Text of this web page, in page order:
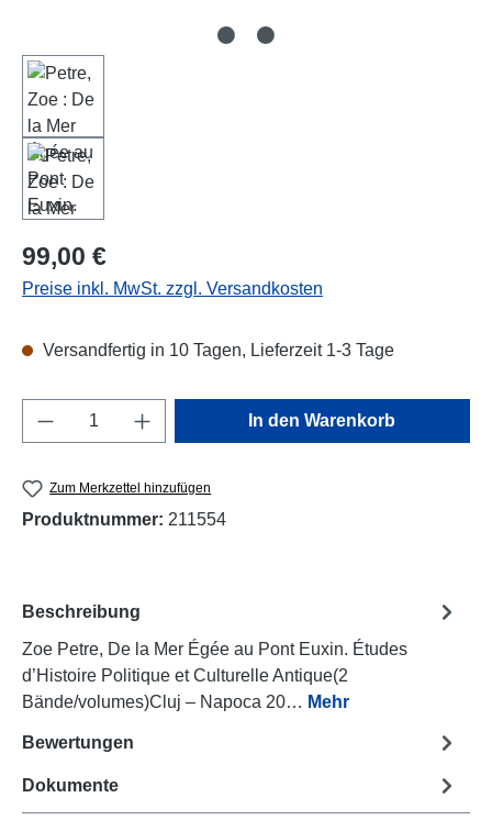
Regulärer Preis:
99,00 €
Preise inkl. MwSt. zzgl. Versandkosten
Versandfertig in 10 Tagen, Lieferzeit 1-3 Tage
Produkt Anzahl: Gib den gewünschten
In den Warenkorb
Zum Merkzettel hinzufügen
Produktnummer: 211554
Beschreibung
Zoe Petre, De la Mer Égée au Pont Euxin. Études
d’Histoire Politique et Culturelle Antique(2
Bände/volumes)Cluj – Napoca 20… Mehr
Bewertungen
Dokumente